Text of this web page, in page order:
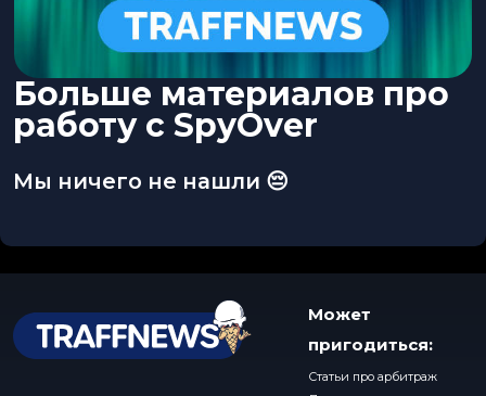
Больше материалов про
работу с SpyOver
Мы ничего не нашли 😔
Может
пригодиться:
Статьи про арбитраж